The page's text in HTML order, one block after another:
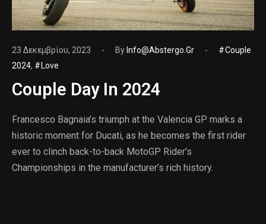
23 Δεκεμβρίου, 2023 By Info@abstergo.gr
Couple
2024, Love
Couple Day In 2024
Francesco Bagnaia’s triumph at the Valencia GP marks a
historic moment for Ducati, as he becomes the first rider
ever to clinch back-to-back MotoGP Rider’s
Championships in the manufacturer’s rich history.